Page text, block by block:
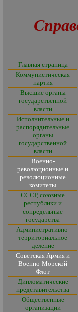
Главная страница
Коммунистическая
партия
Высшие органы
государственной
власти
Исполнительные и
распорядительные
органы
государственной
власти
Военно-
революционные и
революционные
комитеты
СССР, союзные
республики и
сопредельные
государства
Административно-
территориальное
деление
Советская Армия и
Военно-Морской
Флот
Дипломатические
представительства
Общественные
организации